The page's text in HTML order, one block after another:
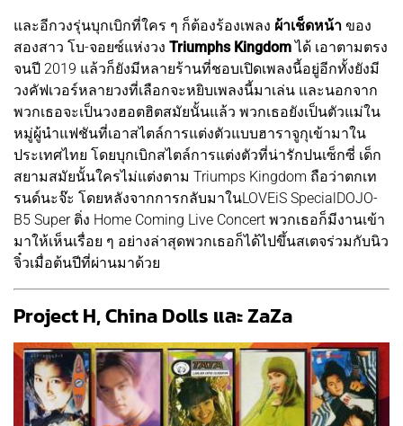
และอีกวงรุ่นบุกเบิกที่ใคร ๆ ก็ต้องร้องเพลง ผ้าเช็ดหน้า ของ
สองสาว โบ-จอยซ์แห่งวง Triumphs Kingdomได้ เอาตามตรง
จนปี 2019 แล้วก็ยังมีหลายร้านที่ชอบเปิดเพลงนี้อยู่อีกทั้งยังมี
วงคัฟเวอร์หลายวงที่เลือกจะหยิบเพลงนี้มาเล่น และนอกจาก
พวกเธอจะเป็นวงฮอตฮิตสมัยนั้นแล้ว พวกเธอยังเป็นตัวแม่ใน
หมู่ผู้นำแฟชันที่เอาสไตล์การแต่งตัวแบบฮาราจูกุเข้ามาใน
ประเทศไทย โดยบุกเบิกสไตล์การแต่งตัวที่น่ารักปนเซ็กซี่ เด็ก
สยามสมัยนั้นใครไม่แต่งตาม Triumps Kingdom ถือว่าตกเท
รนด์นะจ๊ะ โดยหลังจากการกลับมาในLOVEiS SpecialDOJO-
B5 Super ติ่ง Home Coming Live Concert พวกเธอก็มีงานเข้า
มาให้เห็นเรื่อย ๆ อย่างล่าสุดพวกเธอก็ได้ไปขึ้นสเตจร่วมกับนิว
จิ๋วเมื่อต้นปีที่ผ่านมาด้วย
Project H, China Dolls และ ZaZa